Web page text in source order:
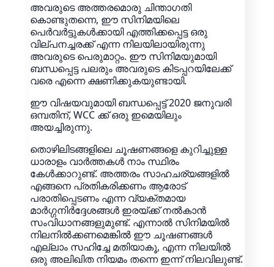
അവരുടെ അത്തരമൊരു ചിന്താഗതി
കൊണ്ടുതന്നെ, ഈ സിനിമയിലെ
പെർവർട്ടുകൾക്കായി എത്തിക്കപ്പെട്ട ഒരു
വില്പനച്ചരക്ക് എന്ന നിലയിലായിരുന്നു
അവരുടെ പെരുമാറ്റം. ഈ സിനിമയുമായി
ബന്ധപ്പെട്ട പലരും അവരുടെ കിടപ്പറയിലേക്ക്
വരെ എന്നെ ക്ഷണിക്കുകയുണ്ടായി.
ഈ വിഷയവുമായി ബന്ധപ്പെട്ട് 2020 ജനുവരി
ഒമ്പതിന്, WCC ക്ക് ഒരു ഇമെയിലും
അയച്ചിരുന്നു.
തൊഴിലിടങ്ങളിലെ ചൂഷണങ്ങളെ കുറിച്ചുള്ള
ധാരാളം വാർത്തകൾ നാം സ്ഥിരം
കേൾക്കാറുണ്ട്. അത്തരം സാഹചര്യങ്ങളിൽ
എങ്ങനെ പ്രതികരിക്കണം ആരോട്
പരാതിപ്പെടണം എന്ന വ്യക്തമായ
മാർഗ്ഗനിർദ്ദേശങ്ങൾ ഇരയ്ക്ക് നൽകാൻ
സംവിധാനങ്ങളുമുണ്ട്. എന്നാൽ സിനിമയിൽ
നിലനിൽക്കണമെങ്കിൽ ഈ ചൂഷണങ്ങൾ
എല്ലാം സഹിച്ചേ മതിയാകൂ, എന്ന നിലയിൽ
ഒരു അലിഖിത നിയമം തന്നെ ഇന്ന് നിലവിലുണ്ട്.